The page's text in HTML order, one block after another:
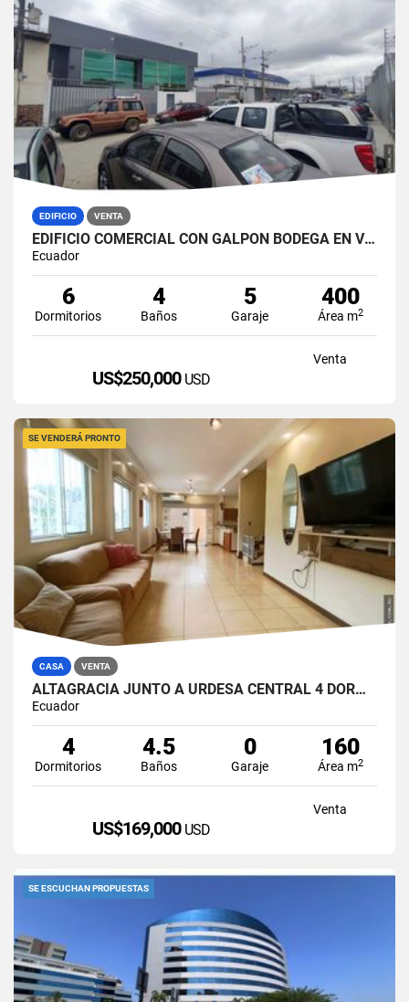
EDIFICIO VENTA
EDIFICIO COMERCIAL CON GALPÓN BODEGA EN VENTA ZONA MÉDICA DURÁN NORTE
Ecuador
6
Dormitorios
4
Baños
5
Garaje
400
Área m2
Venta
US$250,000 USD
SE VENDERÁ PRONTO
CASA VENTA
ALTAGRACIA JUNTO A URDESA CENTRAL 4 DORMITORIOS CASA EN VENTA
Ecuador
4
Dormitorios
4.5
Baños
0
Garaje
160
Área m2
Venta
US$169,000 USD
SE ESCUCHAN PROPUESTAS